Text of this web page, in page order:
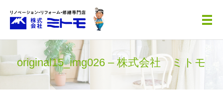
メ
original15_img026 – 株式会社 ミトモ